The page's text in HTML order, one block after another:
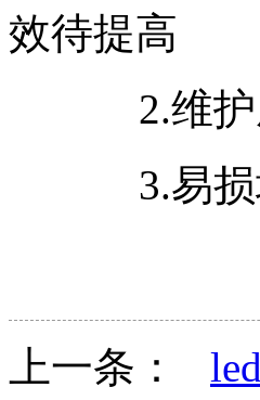
效待提高
2.维护成
3.易
上一条：